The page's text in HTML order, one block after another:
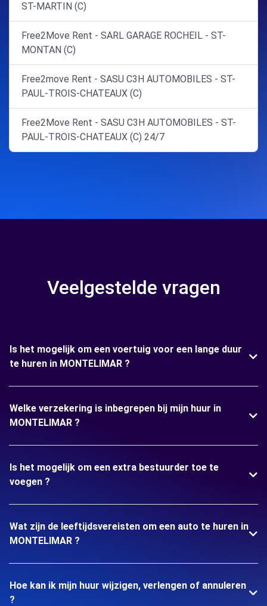
ST-MARTIN (C)
Free2Move Rent - SARL GARAGE ROCHEIL - ST-
MONTAN (C)
Free2move Rent - SASU C3H AUTOMOBILES - ST-
PAUL-TROIS-CHATEAUX (C)
Free2Move Rent - SASU C3H AUTOMOBILES - ST-
PAUL-TROIS-CHATEAUX (C) 24/7
Veelgestelde vragen
Is het mogelijk om een voertuig voor een lange duur
te huren in MONTELIMAR ?
Welke verzekering is inbegrepen bij mijn huur in
MONTELIMAR ?
Is het mogelijk om een extra bestuurder toe te
voegen ?
Wat zijn de leeftijdsvereisten om een auto te huren in
MONTELIMAR ?
Hoe kan ik mijn huur wijzigen, verlengen of annuleren
?